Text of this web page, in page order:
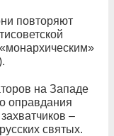
повторяют
на Западе
оправдания
–
святых.